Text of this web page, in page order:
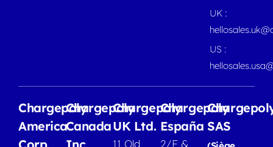
UK :
US :
Chargepoly
America
Chargepoly
Canada
Chargepoly
UK Ltd.
11 Old
Chargepoly
España
2/F &
SAS